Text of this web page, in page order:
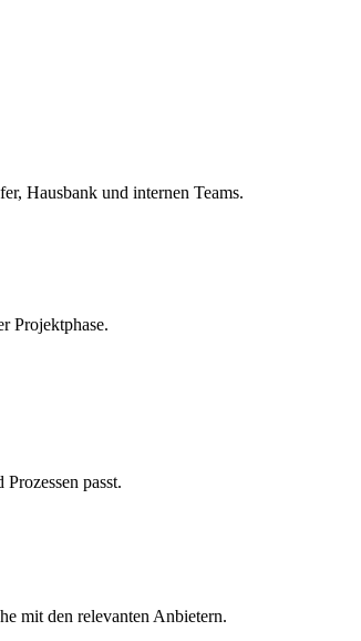
Hausbank und internen Teams.
Projektphase.
passt.
mit den relevanten Anbietern.